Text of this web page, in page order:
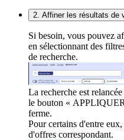
2. Affiner les résultats de
Si besoin, vous pouvez
en sélectionnant des
de recherche.
La recherche est
le bouton «
ferme.
Pour certains d'entre
d'offres correspondant.